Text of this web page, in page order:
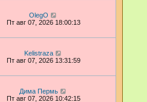
OlegO
Пт авг 07, 2026 18:00:13
Kelistraza
Пт авг 07, 2026 13:31:59
Дима Пермь
Пт авг 07, 2026 10:42:15